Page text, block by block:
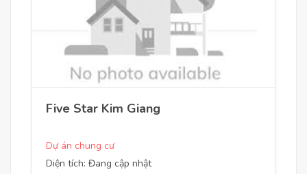
Five Star Kim Giang
Dự án chung cư
Diện tích: Đang cập nhật